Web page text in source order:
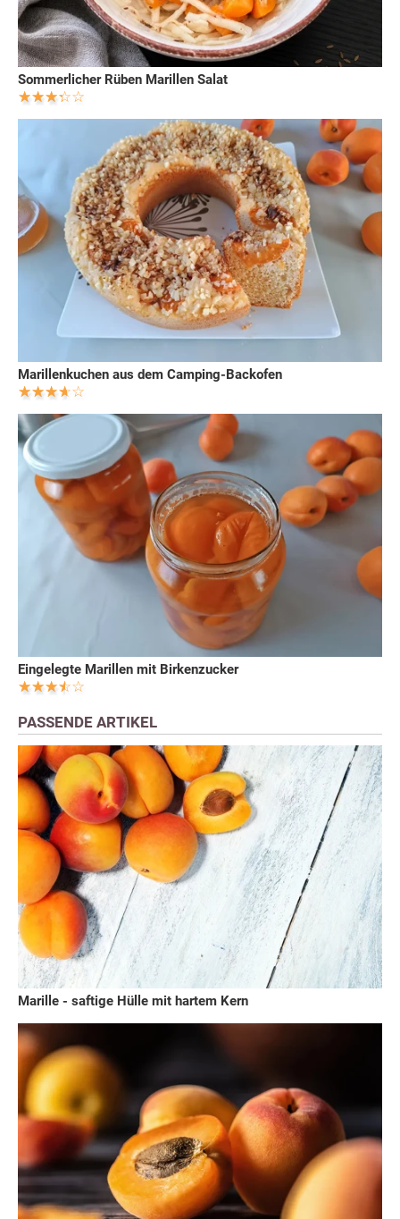
Sommerlicher Rüben Marillen Salat
Marillenkuchen aus dem Camping-Backofen
Eingelegte Marillen mit Birkenzucker
PASSENDE ARTIKEL
Marille - saftige Hülle mit hartem Kern